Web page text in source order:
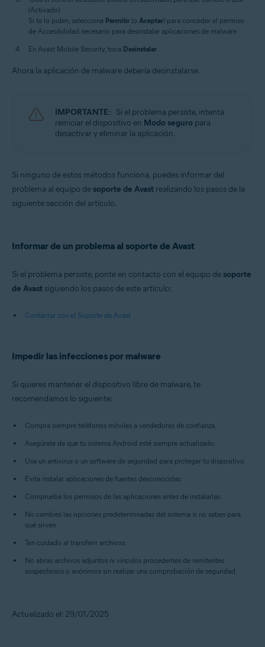
(Activado).
Si te lo piden, selecciona Permitir (o Aceptar) para conceder el permiso
de Accesibilidad necesario para desinstalar aplicaciones de malware.
En Avast Mobile Security, toca Desinstalar.
Ahora la aplicación de malware debería desinstalarse.
IMPORTANTE: Si el problema persiste, intenta
reiniciar el dispositivo en Modo seguro para
desactivar y eliminar la aplicación.
Si ninguno de estos métodos funciona, puedes informar del
problema al equipo de soporte de Avast realizando los pasos de la
siguiente sección del artículo.
Informar de un problema al soporte de Avast
Si el problema persiste, ponte en contacto con el equipo de soporte
de Avast siguiendo los pasos de este artículo:
Contactar con el Soporte de Avast
Impedir las infecciones por malware
Si quieres mantener el dispositivo libre de malware, te
recomendamos lo siguiente:
Compra siempre teléfonos móviles a vendedores de confianza.
Asegúrate de que tu sistema Android esté siempre actualizado.
Usa un antivirus o un software de seguridad para proteger tu dispositivo.
Evita instalar aplicaciones de fuentes desconocidas.
Comprueba los permisos de las aplicaciones antes de instalarlas.
No cambies las opciones predeterminadas del sistema si no sabes para
qué sirven.
Ten cuidado al transferir archivos.
No abras archivos adjuntos ni vínculos procedentes de remitentes
sospechosos o anónimos sin realizar una comprobación de seguridad.
Actualizado el: 29/01/2025